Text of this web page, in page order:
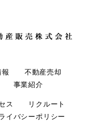
報
不動産売却
事業紹介
ス
リクルート
イバシーポリシー